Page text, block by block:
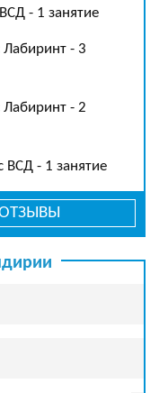
- 1 занятие
- 3
- 2
- 1 занятие